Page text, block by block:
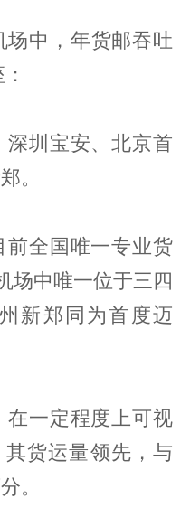
中，年货邮吞吐
深圳宝安、北京首
。
前全国唯一专业货
场中唯一位于三四
新郑同为首度迈
在一定程度上可视
其货运量领先，与
。